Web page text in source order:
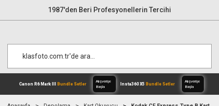
1987'den Beri Profesyonellerin Tercihi